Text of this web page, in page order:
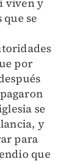
viven y
se
por
se
y
para
que